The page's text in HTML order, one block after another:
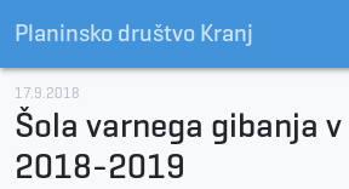
Planinsko društvo Kranj
17.9.2018
Šola varnega gibanja
2018-2019